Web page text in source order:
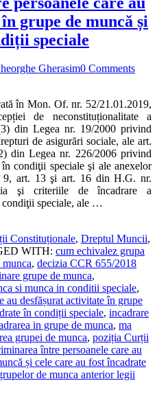
grupe de muncă și
speciale
Gherasim0 Comments
în Mon. Of. nr. 52/21.01.2019,
de neconstituționalitate a
din Legea nr. 19/2000 privind
de asigurări sociale, ale art.
din Legea nr. 226/2006 privind
condiţii speciale şi ale anexelor
9, art. 13 şi art. 16 din H.G. nr.
şi criteriile de încadrare a
condiţii speciale, ale …
Constituționale, Dreptul Muncii,
WITH: cum echivalez grupa
, decizia CCR 655/2018
grupe de munca,
si munca in conditii speciale,
au desfășurat activitate în grupe
în condiții speciale, incadrare
in grupe de munca, ma
grupei de munca, poziția Curții
între persoanele care au
și cele care au fost încadrate
de munca anterior legii